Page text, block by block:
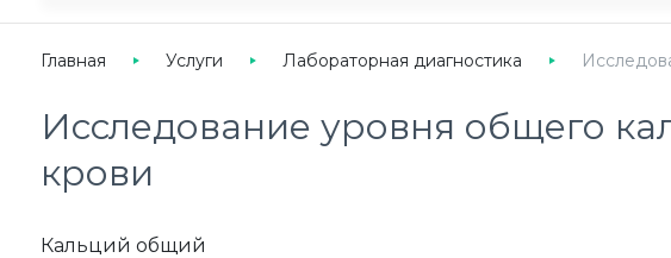
Главная Услуги Лабораторная диагностика
Исследование уровня общего
крови
Кальций общий